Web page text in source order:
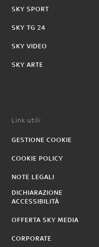
SKY SPORT
SKY TG 24
SKY VIDEO
SKY ARTE
Link utili:
GESTIONE COOKIE
COOKIE POLICY
NOTE LEGALI
DICHIARAZIONE
ACCESSIBILITÀ
OFFERTA SKY MEDIA
CORPORATE